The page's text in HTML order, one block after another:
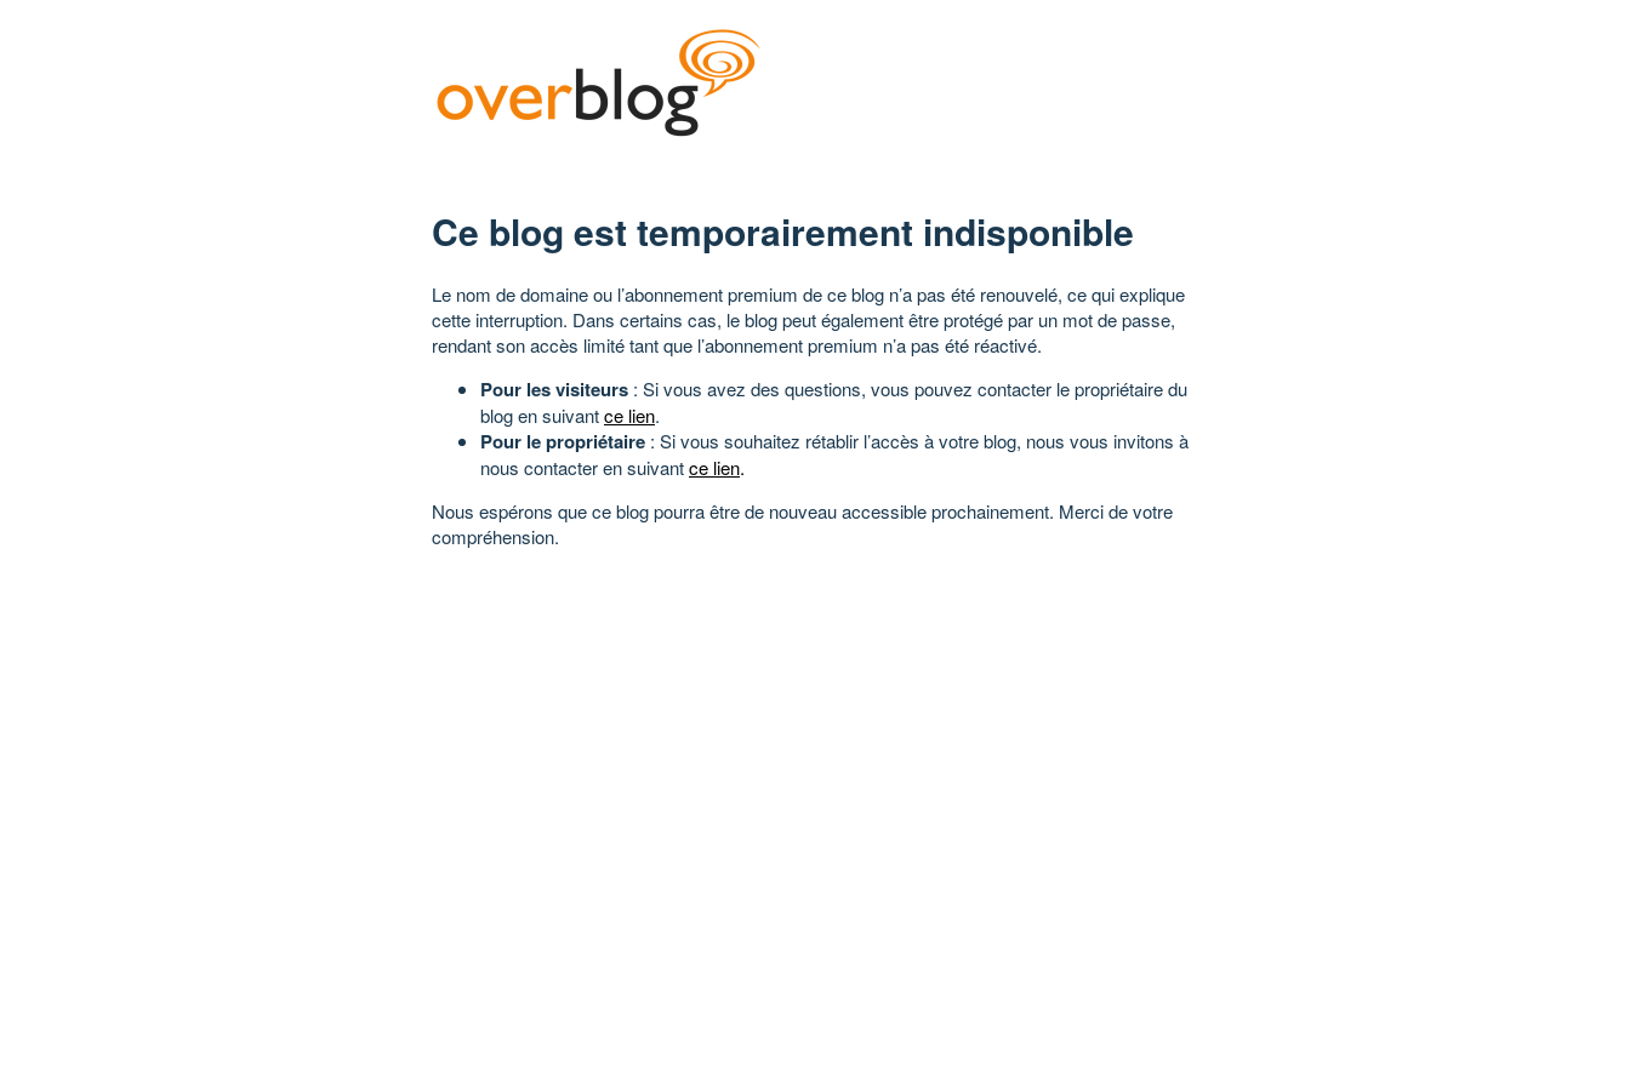
Ce blog est temporairement indisponible
Le nom de domaine ou l’abonnement premium de ce blog n’a pas été renouvelé, ce qui explique
cette interruption. Dans certains cas, le blog peut également être protégé par un mot de passe,
rendant son accès limité tant que l’abonnement premium n’a pas été réactivé.
Pour les visiteurs : Si vous avez des questions, vous pouvez contacter le propriétaire du
blog en suivantce lien.
Pour le propriétaire : Si vous souhaitez rétablir l’accès à votre blog, nous vous invitons à
nous contacter en suivantce lien.
Nous espérons que ce blog pourra être de nouveau accessible prochainement. Merci de votre
compréhension.